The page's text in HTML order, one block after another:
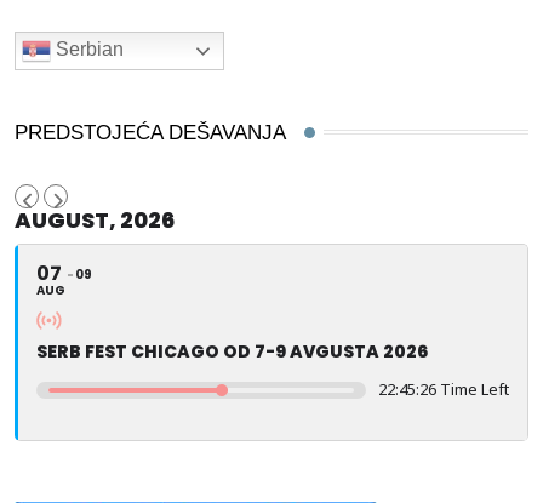
Serbian
PREDSTOJEĆA DEŠAVANJA
AUGUST, 2026
07
AUG
09
SERB FEST CHICAGO OD 7-9 AVGUSTA 2026
22:45:26 Time Left